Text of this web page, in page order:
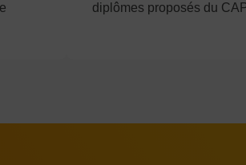
diplômes proposés du